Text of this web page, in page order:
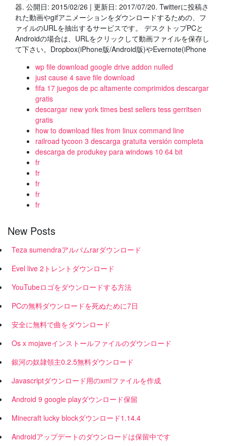
器. 公開日: 2015/02/26 | 更新日: 2017/07/20. Twitterに投稿さ
れた動画やgifアニメーションをダウンロードするための、フ
ァイルのURLを抽出するサービスです。 デスクトップPCと
Androidの場合は、URLをクリックして動画ファイルを保存し
て下さい。Dropbox(iPhone版/Android版)やEvernote(iPhone
wp file download google drive addon nulled
just cause 4 save file download
fifa 17 juegos de pc altamente comprimidos descargar
gratis
descargar new york times best sellers tess gerritsen
gratis
how to download files from linux command line
railroad tycoon 3 descarga gratuita versión completa
descarga de produkey para windows 10 64 bit
fr
fr
fr
fr
fr
New Posts
Teza sumendraアルバムrarダウンロード
Evel live 2トレントダウンロード
YouTubeロゴをダウンロードする方法
PCの無料ダウンロードを死ぬために7日
安全に無料で曲をダウンロード
Os x mojaveインストールファイルのダウンロード
銀河の奴隷領主0.2.5無料ダウンロード
Javascriptダウンロード用のxmlファイルを作成
Android 9 google playダウンロード保留
Minecraft lucky blockダウンロード1.14.4
Androidアップデートのダウンロードは保留中です